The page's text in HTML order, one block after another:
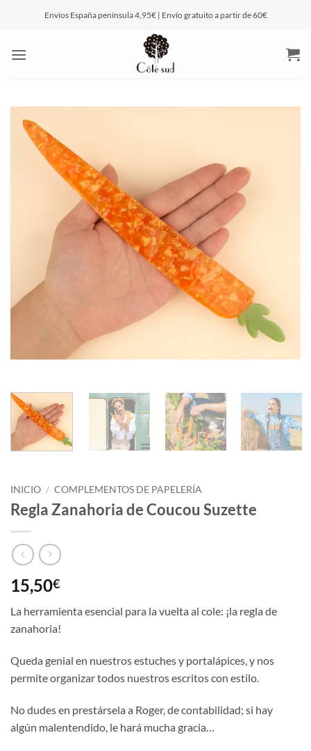
Envíos España península 4,95€ | Envío gratuito a partir de 60€
INICIO / COMPLEMENTOS DE PAPELERÍA
Regla Zanahoria de Coucou Suzette
15,50€
La herramienta esencial para la vuelta al cole: ¡la regla de
zanahoria!
Queda genial en nuestros estuches y portalápices, y nos
permite organizar todos nuestros escritos con estilo.
No dudes en prestársela a Roger, de contabilidad; si hay
algún malentendido, le hará mucha gracia…